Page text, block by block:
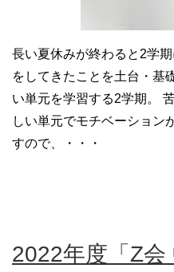
長い夏休みが終わると2学
をしてきたことを土台・基
い単元を学習する2学期。
しい単元でモチベーション
すので、・・・
2022年度「Z会